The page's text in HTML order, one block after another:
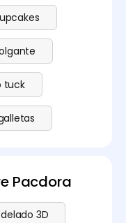
tuck
Pacdora
3D